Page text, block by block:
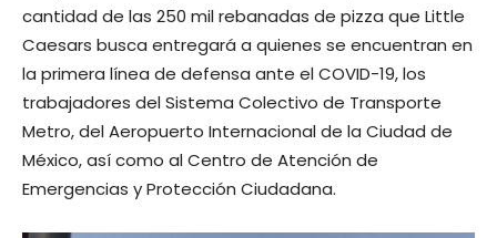
cantidad de las 250 mil rebanadas de pizza que Little
Caesars busca entregará a quienes se encuentran en
la primera línea de defensa ante el COVID-19, los
trabajadores del Sistema Colectivo de Transporte
Metro, del Aeropuerto Internacional de la Ciudad de
México, así como al Centro de Atención de
Emergencias y Protección Ciudadana.